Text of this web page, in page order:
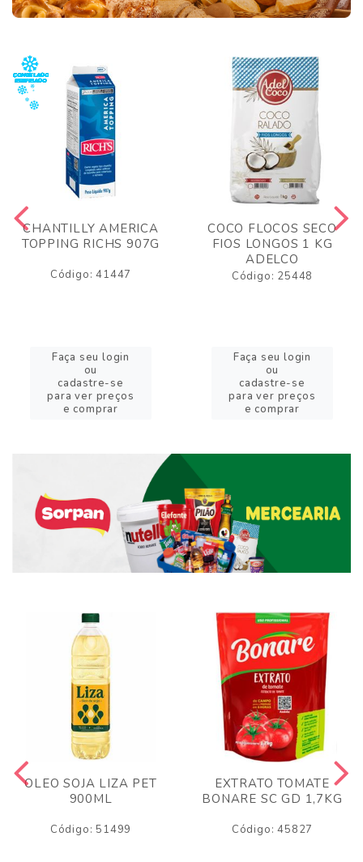
CHANTILLY AMERICA
TOPPING RICHS 907G
Código: 41447
Faça seu login
ou
cadastre-se
para ver preços
e comprar
COCO FLOCOS SECO
FIOS LONGOS 1 KG
ADELCO
Código: 25448
Faça seu login
ou
cadastre-se
para ver preços
e comprar
OLEO SOJA LIZA PET
900ML
Código: 51499
EXTRATO TOMATE
BONARE SC GD 1,7KG
Código: 45827